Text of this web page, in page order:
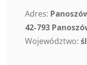
Adres:
42-793
Województwo: